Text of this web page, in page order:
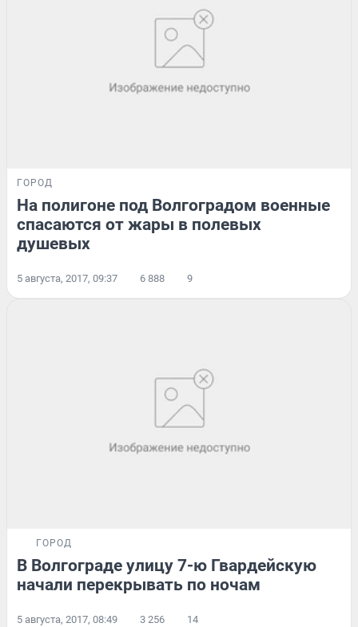
ГОРОД
На полигоне под Волгоградом военные
спасаются от жары в полевых
душевых
5 августа, 2017, 09:37 6 888 9
ГОРОД
В Волгограде улицу 7-ю Гвардейскую
начали перекрывать по ночам
5 августа, 2017, 08:49 3 256 14